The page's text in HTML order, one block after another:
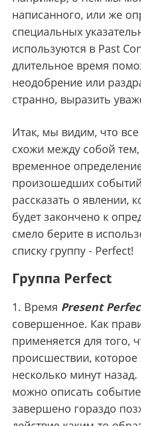
написанного, или же
специальных
используются в Past
длительное время
неодобрение или
странно, выразить
Итак, мы видим, что
схожи между собой
временное
произошедших
рассказать о явлении,
будет закончено к
смело берите в
списку группу - Perfect!
Группа Perfect
1. Время Present
совершенное. Как
применяется для того,
происшествии,
несколько минут
можно описать
завершено гораздо